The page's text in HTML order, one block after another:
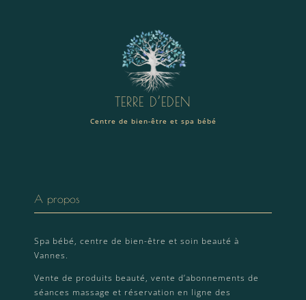
TERRE D’EDEN
Centre de bien-être et spa bébé
A propos
Spa bébé, centre de bien-être et soin beauté à
Vannes.
Vente de produits beauté, vente d’abonnements de
séances massage et réservation en ligne des